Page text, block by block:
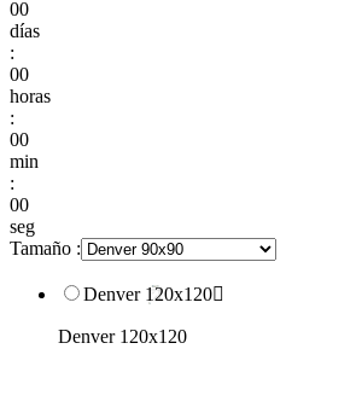
00
días
:
00
horas
:
00
min
:
00
seg
Tamaño :
Denver 120x120
Denver 120x120